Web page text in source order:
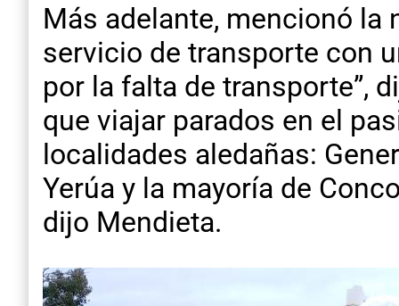
Más adelante, mencionó
servicio de transporte con
por la falta de transporte”,
que viajar parados en el
localidades aledañas:
Yerúa y la mayoría de
dijo Mendieta.